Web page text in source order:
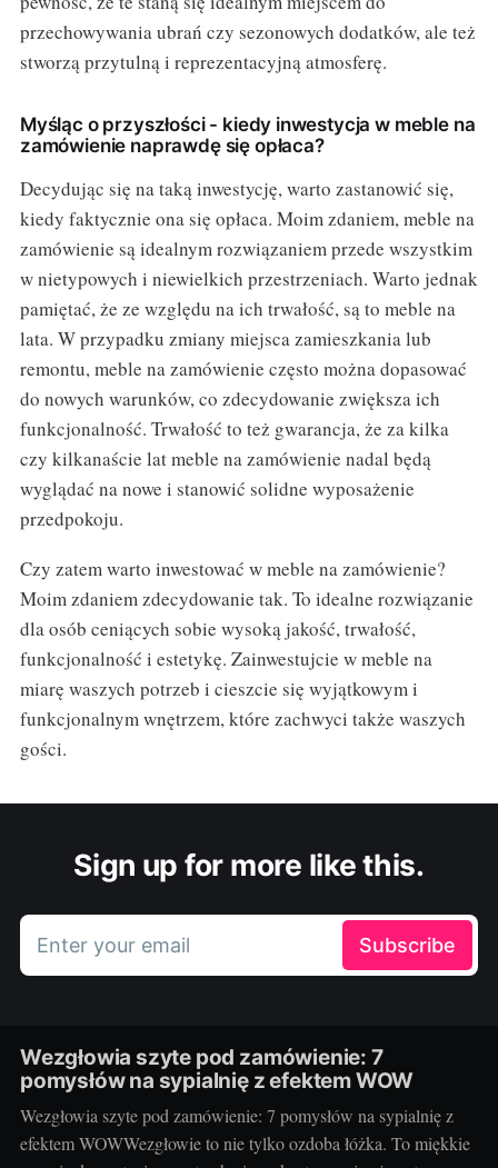
przechowywania ubrań czy sezonowych dodatków, ale też
stworzą przytulną i reprezentacyjną atmosferę.
Myśląc o przyszłości - kiedy inwestycja w meble na
zamówienie naprawdę się opłaca?
Decydując się na taką inwestycję, warto zastanowić się,
kiedy faktycznie ona się opłaca. Moim zdaniem, meble na
zamówienie są idealnym rozwiązaniem przede wszystkim
w nietypowych i niewielkich przestrzeniach. Warto jednak
pamiętać, że ze względu na ich trwałość, są to meble na
lata. W przypadku zmiany miejsca zamieszkania lub
remontu, meble na zamówienie często można dopasować
do nowych warunków, co zdecydowanie zwiększa ich
funkcjonalność. Trwałość to też gwarancja, że za kilka
czy kilkanaście lat meble na zamówienie nadal będą
wyglądać na nowe i stanowić solidne wyposażenie
przedpokoju.
Czy zatem warto inwestować w meble na zamówienie?
Moim zdaniem zdecydowanie tak. To idealne rozwiązanie
dla osób ceniących sobie wysoką jakość, trwałość,
funkcjonalność i estetykę. Zainwestujcie w meble na
miarę waszych potrzeb i cieszcie się wyjątkowym i
funkcjonalnym wnętrzem, które zachwyci także waszych
gości.
Sign up for more like this.
Enter your email Subscribe
Wezgłowia szyte pod zamówienie: 7
pomysłów na sypialnię z efektem WOW
Wezgłowia szyte pod zamówienie: 7 pomysłów na sypialnię z
efektem WOWWezgłowie to nie tylko ozdoba łóżka. To miękkie